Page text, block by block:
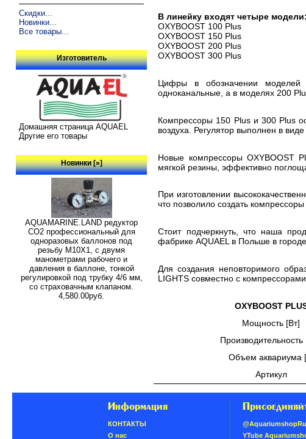
Скидки...
Новинки...
Все товары...
Изготовитель
Домашняя страница AQUAEL
Другие его товары
Новинки [»]
AQUAMARINE.LAND редуктор
СО2 профессиональный для
одноразовых баллонов под
резьбу M10X1, с двумя
манометрами рабочего и
давления в баллоне, тонкой
регулировкой под трубку 4/6 мм,
со страховачным клапаном.
4,580.00руб.
В линейку входят четыре модели:
OXYBOOST 100 Plus
OXYBOOST 150 Plus
OXYBOOST 200 Plus
OXYBOOST 300 Plus
Цифры в обозначении моделей
одноканальные, а в моделях 200
Компрессоры 150 Plus и 300 Plus
воздуха. Регулятор выполнен в
Новые компрессоры OXYBOOST
мягкой резины, эффективно
При изготовлении
что позволило создать
Стоит подчеркнуть, что наша
фабрике AQUAEL в Польше в
Для создания неповторимого
LIGHTS совместно с компрессорами.
OXYBOOST
Мощность [Вт]
Производительность
Объем аквариума
Артикул
Информация
КОНТАКТЫ
О нас
YTube